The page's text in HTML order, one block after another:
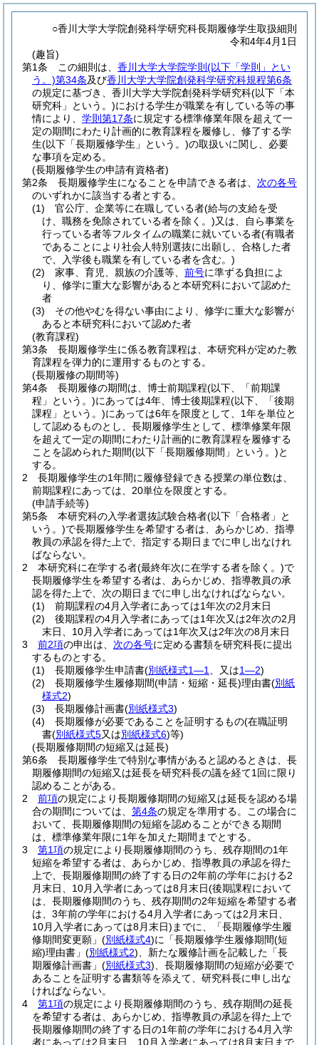
○香川大学大学院創発科学研究科長期履修学生取扱細則
令和4年4月1日
(趣旨)
第1条
この細則は、 香川大学大学院学則 (以下「学則」とい
う。)第34条及び香川大学大学院創発科学研究科規程第6条
の規定に基づき、香川大学大学院創発科学研究科(以下「本
研究科」という。)における学生が職業を有している等の事
情により、 学則第17条に規定する標準修業年限を超えて一
定の期間にわたり計画的に教育課程を履修し、修了する学
生(以下「長期履修学生」という。)の取扱いに関し、必要
な事項を定める。
(長期履修学生の申請有資格者)
第2条
長期履修学生になることを申請できる者は、 次の各号
のいずれかに該当する者とする。
(1)
官公庁、企業等に在職している者(給与の支給を受
け、職務を免除されている者を除く。)又は、自ら事業を
行っている者等フルタイムの職業に就いている者(有職者
であることにより社会人特別選抜に出願し、合格した者
で、入学後も職業を有している者を含む。)
(2)
家事、育児、親族の介護等、 前号に準ずる負担によ
り、修学に重大な影響があると本研究科において認めた
者
(3)
その他やむを得ない事由により、修学に重大な影響が
あると本研究科において認めた者
(教育課程)
第3条
長期履修学生に係る教育課程は、本研究科が定めた教
育課程を弾力的に運用するものとする。
(長期履修の期間等)
第4条
長期履修の期間は、博士前期課程(以下、「前期課
程」という。)にあっては4年、博士後期課程(以下、「後期
課程」という。)にあっては6年を限度として、1年を単位と
して認めるものとし、長期履修学生として、標準修業年限
を超えて一定の期間にわたり計画的に教育課程を履修する
ことを認められた期間(以下「長期履修期間」という。)と
する。
2
長期履修学生の1年間に履修登録できる授業の単位数は、
前期課程にあっては、20単位を限度とする。
(申請手続等)
第5条
本研究科の入学者選抜試験合格者(以下「合格者」と
いう。)で長期履修学生を希望する者は、あらかじめ、指導
教員の承認を得た上で、指定する期日までに申し出なけれ
ばならない。
2
本研究科に在学する者(最終年次に在学する者を除く。)で
長期履修学生を希望する者は、あらかじめ、指導教員の承
認を得た上で、次の期日までに申し出なければならない。
(1)
前期課程の4月入学者にあっては1年次の2月末日
(2)
後期課程の4月入学者にあっては1年次又は2年次の2月
末日、10月入学者にあっては1年次又は2年次の8月末日
3
前2項の申出は、 次の各号に定める書類を研究科長に提出
するものとする。
(1)
長期履修学生申請書(別紙様式1―1 、又は1―2)
(2)
長期履修学生履修期間(申請・短縮・延長)理由書(別紙
様式2)
(3)
長期履修計画書(別紙様式3)
(4)
長期履修が必要であることを証明するもの(在職証明
書(別紙様式5又は別紙様式6)等)
(長期履修期間の短縮又は延長)
第6条
長期履修学生で特別な事情があると認めるときは、長
期履修期間の短縮又は延長を研究科長の議を経て1回に限り
認めることがある。
2
前項の規定により長期履修期間の短縮又は延長を認める場
合の期間については、 第4条の規定を準用する。
この場合に
おいて、長期履修期間の短縮を認めることができる期間
は、標準修業年限に1年を加えた期間までとする。
3
第1項の規定により長期履修期間のうち、残存期間の1年
短縮を希望する者は、あらかじめ、指導教員の承認を得た
上で、長期履修期間の終了する日の2年前の学年における2
月末日、10月入学者にあっては8月末日(後期課程において
は、長期履修期間のうち、残存期間の2年短縮を希望する者
は、3年前の学年における4月入学者にあっては2月末日、
10月入学者にあっては8月末日) までに、「長期履修学生履
修期間変更願」 (別紙様式4)に「長期履修学生履修期間(短
縮)理由書」 (別紙様式2) 、新たな履修計画を記載した「長
期履修計画書」 (別紙様式3) 、長期履修期間の短縮が必要で
あることを証明する書類等を添えて、研究科長に申し出な
ければならない。
4
第1項の規定により長期履修期間のうち、残存期間の延長
を希望する者は、あらかじめ、指導教員の承認を得た上で
長期履修期間の終了する日の1年前の学年における4月入学
者にあっては2月末日、10月入学者にあっては8月末日まで